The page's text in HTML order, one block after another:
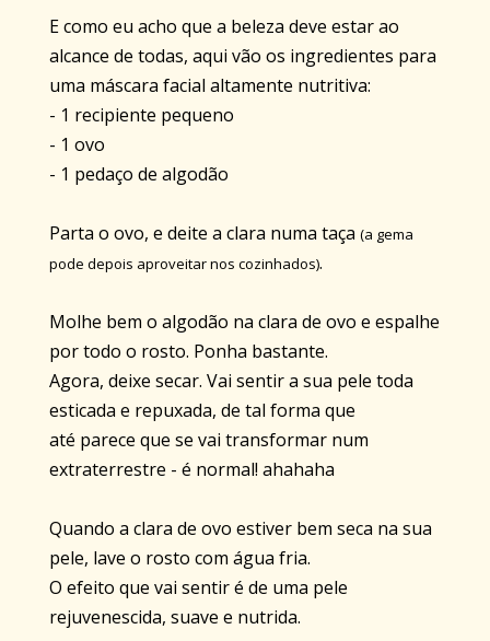
E como eu acho que a beleza deve estar ao
alcance de todas, aqui vão os ingredientes para
uma máscara facial altamente nutritiva:
- 1 recipiente pequeno
- 1 ovo
- 1 pedaço de algodão
Parta o ovo, e deite a clara numa taça (a gema
pode depois aproveitar nos cozinhados).
Molhe bem o algodão na clara de ovo e espalhe
por todo o rosto. Ponha bastante.
Agora, deixe secar. Vai sentir a sua pele toda
esticada e repuxada, de tal forma que
até parece que se vai transformar num
extraterrestre - é normal! ahahaha
Quando a clara de ovo estiver bem seca na sua
pele, lave o rosto com água fria.
O efeito que vai sentir é de uma pele
rejuvenescida, suave e nutrida.